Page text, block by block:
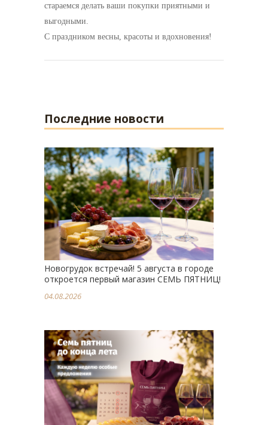
стараемся делать ваши покупки приятными и
выгодными.
С праздником весны, красоты и вдохновения!
Последние новости
Новогрудок встречай! 5 августа в городе
откроется первый магазин СЕМЬ ПЯТНИЦ!
04.08.2026